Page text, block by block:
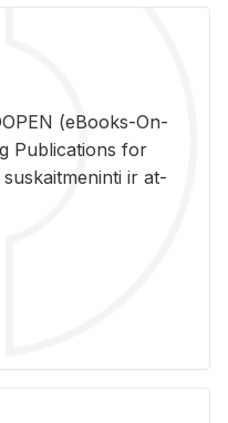
(eBo­oks-On-
Pub­li­ca­tions for
ir at­